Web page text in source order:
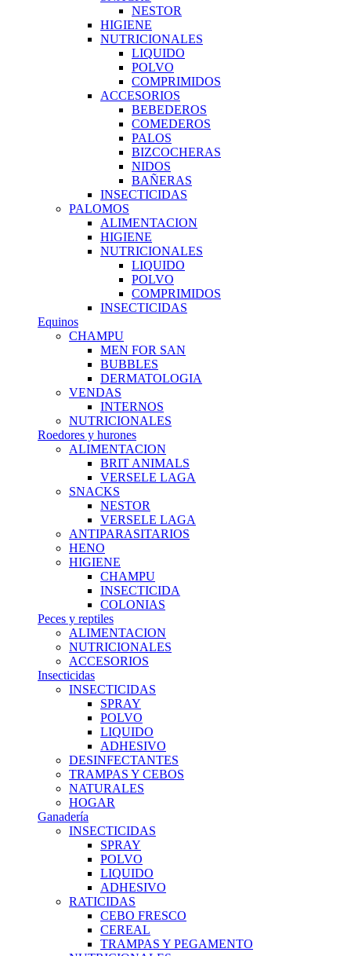
NESTOR
HIGIENE
NUTRICIONALES
LIQUIDO
POLVO
COMPRIMIDOS
ACCESORIOS
BEBEDEROS
COMEDEROS
PALOS
BIZCOCHERAS
NIDOS
BAÑERAS
INSECTICIDAS
PALOMOS
ALIMENTACION
HIGIENE
NUTRICIONALES
LIQUIDO
POLVO
COMPRIMIDOS
INSECTICIDAS
Equinos
CHAMPU
MEN FOR SAN
BUBBLES
DERMATOLOGIA
VENDAS
INTERNOS
NUTRICIONALES
Roedores y hurones
ALIMENTACION
BRIT ANIMALS
VERSELE LAGA
SNACKS
NESTOR
VERSELE LAGA
ANTIPARASITARIOS
HENO
HIGIENE
CHAMPU
INSECTICIDA
COLONIAS
Peces y reptiles
ALIMENTACION
NUTRICIONALES
ACCESORIOS
Insecticidas
INSECTICIDAS
SPRAY
POLVO
LIQUIDO
ADHESIVO
DESINFECTANTES
TRAMPAS Y CEBOS
NATURALES
HOGAR
Ganadería
INSECTICIDAS
SPRAY
POLVO
LIQUIDO
ADHESIVO
RATICIDAS
CEBO FRESCO
CEREAL
TRAMPAS Y PEGAMENTO